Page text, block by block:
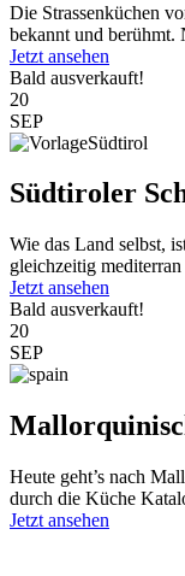
Die Strassenküchen
bekannt und berühmt.
Jetzt ansehen
Bald ausverkauft!
20
SEP
Südtiroler
Wie das Land selbst,
gleichzeitig
Jetzt ansehen
Bald ausverkauft!
20
SEP
Heute geht’s nach
durch die Küche
Jetzt ansehen